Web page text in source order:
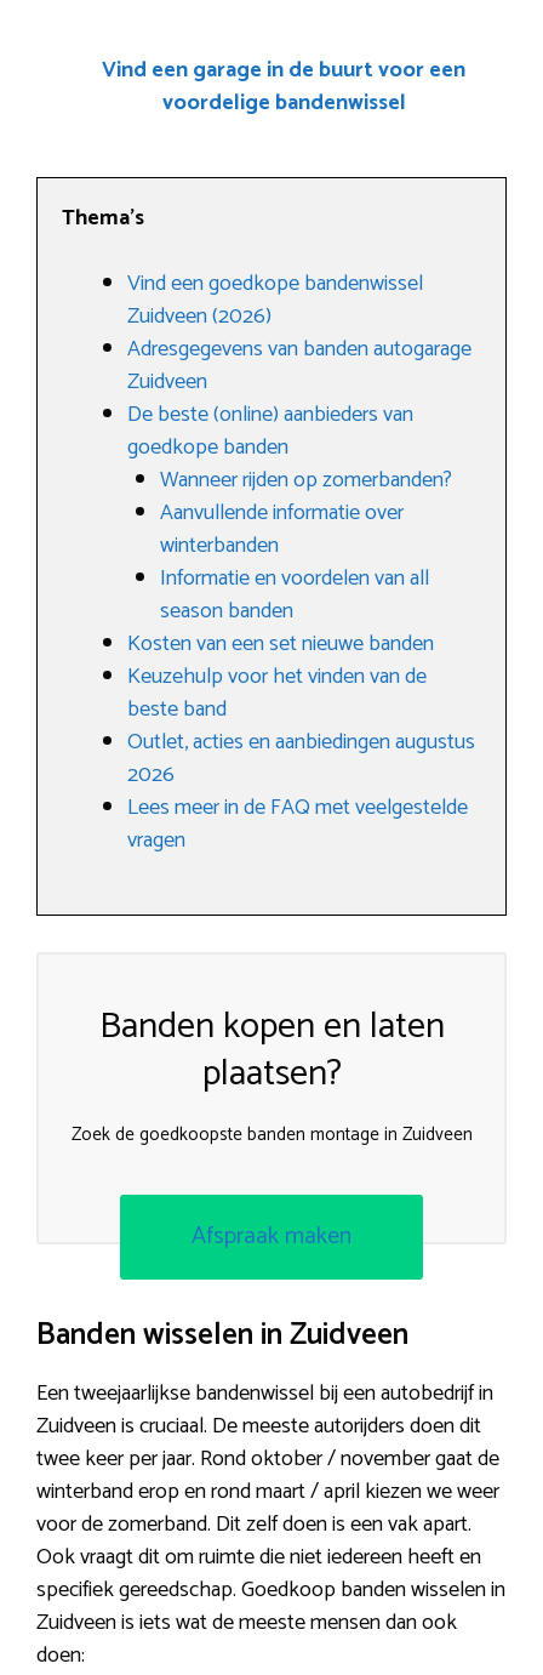
Vind een garage in de buurt voor een
voordelige bandenwissel
Thema’s
Vind een goedkope bandenwissel
Zuidveen (2026)
Adresgegevens van banden autogarage
Zuidveen
De beste (online) aanbieders van
goedkope banden
Wanneer rijden op zomerbanden?
Aanvullende informatie over
winterbanden
Informatie en voordelen van all
season banden
Kosten van een set nieuwe banden
Keuzehulp voor het vinden van de
beste band
Outlet, acties en aanbiedingen augustus
2026
Lees meer in de FAQ met veelgestelde
vragen
Banden kopen en laten
plaatsen?
Zoek de goedkoopste banden montage in Zuidveen
Afspraak maken
Banden wisselen in Zuidveen
Een tweejaarlijkse bandenwissel bij een autobedrijf in
Zuidveen is cruciaal. De meeste autorijders doen dit
twee keer per jaar. Rond oktober / november gaat de
winterband erop en rond maart / april kiezen we weer
voor de zomerband. Dit zelf doen is een vak apart.
Ook vraagt dit om ruimte die niet iedereen heeft en
specifiek gereedschap. Goedkoop banden wisselen in
Zuidveen is iets wat de meeste mensen dan ook
doen: